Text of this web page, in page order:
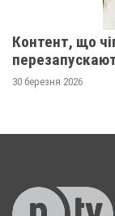
Контент, що
30 березня 2026